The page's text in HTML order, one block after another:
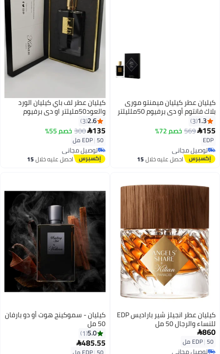
كيليان عطر كيليان ميمنتو مورى
بلاك فانتوم أو دي برفيوم 50ملليلتر
1.3
3
155
569 خصم 72%
EDP
توصيل مجاني
توصيل مجانياحصل عليه خلال15
كيليان عطر لف باي كيليان الورد
والعود50مليلتر او دي برفيوم
2.6
3
135
300 خصم 55%
EDP|50 مل
توصيل مجاني
توصيل مجانياحصل عليه خلال15
كيليان عطر انجيلز شير باراديس EDP
للنساء والرجال 50 مل
860
EDP|50 مل
توصيل مجاني
كيليان - سموكينج هوت أو دو بارفان
50 مل
5.0
1
485.55